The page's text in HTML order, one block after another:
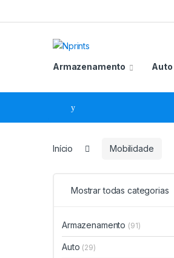
para
para
Armazenamento Auto
Início Mobilidade
Mostrar todas categorias
Armazenamento (91)
Auto (29)